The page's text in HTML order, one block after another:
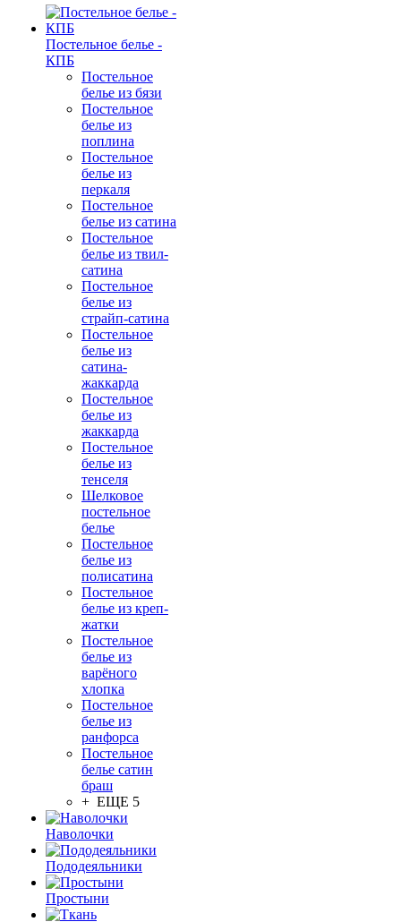
Постельное белье -
КПБ
Постельное
белье из бязи
Постельное
белье из
поплина
Постельное
белье из
перкаля
Постельное
белье из сатина
Постельное
белье из твил-
сатина
Постельное
белье из
страйп-сатина
Постельное
белье из
сатина-
жаккарда
Постельное
белье из
жаккарда
Постельное
белье из
тенселя
Шелковое
постельное
белье
Постельное
белье из
полисатина
Постельное
белье из креп-
жатки
Постельное
белье из
варёного
хлопка
Постельное
белье из
ранфорса
Постельное
белье сатин
браш
+ ЕЩЕ 5
Наволочки
Пододеяльники
Простыни